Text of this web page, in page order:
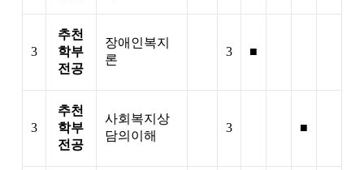
3
추천
학부
전공
장애인복지
론
3 ■
3
추천
학부
전공
사회복지상
담의이해
3 ■